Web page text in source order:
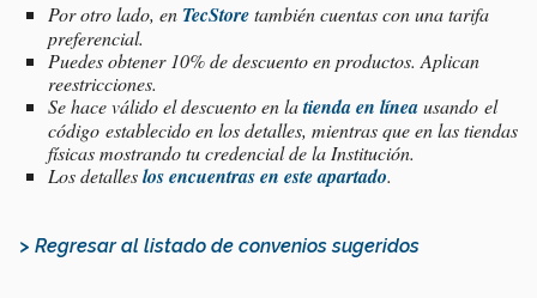
Por otro lado, en TecStoretambién cuentas con una tarifa
preferencial.
Puedes obtener 10% de descuento en productos. Aplican
reestricciones.
Se hace válido el descuento en latienda en líneausando el
código establecido en los detalles, mientras que en las tiendas
físicas mostrando tu credencial de la Institución.
Los detalleslos encuentras en este apartado.
> Regresar al listado de convenios sugeridos